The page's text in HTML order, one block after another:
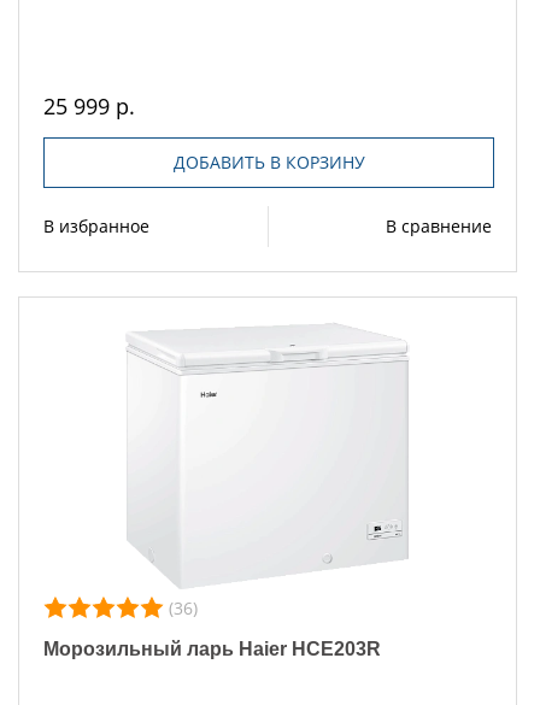
25 999 р.
ДОБАВИТЬ В КОРЗИНУ
В избранное В сравнение
(36)
Морозильный ларь Haier HCE203R